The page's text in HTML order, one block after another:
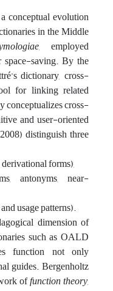
conceptual evolution
in the Middle
, employed
saving. By the
dictionary, cross-
for linking related
conceptualizes cross-
and user-oriented
distinguish three
forms),
antonyms, near-
usage patterns).
dimension of
such as OALD
function not only
guides. Bergenholtz
offunction theory,